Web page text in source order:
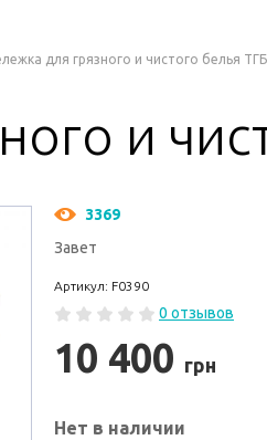
для грязного и чистого белья ТГБ
и
3369
Завет
Артикул: F0390
0 отзывов
10 400 грн
Нет в наличии